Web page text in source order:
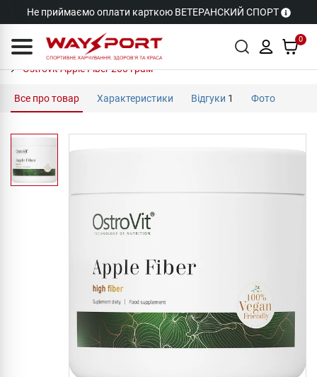
Не приймаємо оплати карткою ВЕТЕРАНСКИЙ СПОРТ
0
Ostrovit Apple Fiber 200 грам
Все про товар Характеристики Відгуки 1 Фото